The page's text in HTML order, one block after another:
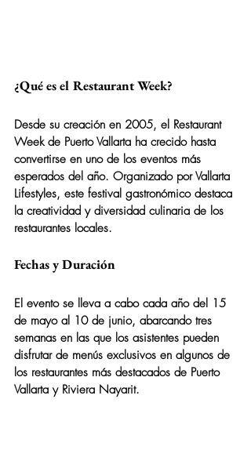
¿Qué es el Restaurant Week?
Desde su creación en 2005, el Restaurant
Week de Puerto Vallarta ha crecido hasta
convertirse en uno de los eventos más
esperados del año. Organizado por Vallarta
Lifestyles, este festival gastronómico destaca
la creatividad y diversidad culinaria de los
restaurantes locales.
Fechas y Duración
El evento se lleva a cabo cada año del 15
de mayo al 10 de junio, abarcando tres
semanas en las que los asistentes pueden
disfrutar de menús exclusivos en algunos de
los restaurantes más destacados de Puerto
Vallarta y Riviera Nayarit.